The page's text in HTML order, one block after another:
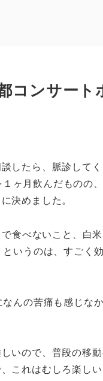
コンサート
したら、脈診して
ヶ月飲んだものの
決めました。
食べないこと、白
いうのは、すごく
んの苦痛も感じな
いので、普段の移動
これはむしろ楽しい